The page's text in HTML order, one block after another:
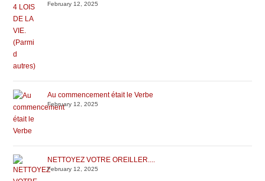
February 12, 2025
Au commencement était le Verbe
February 12, 2025
NETTOYEZ VOTRE OREILLER....
February 12, 2025